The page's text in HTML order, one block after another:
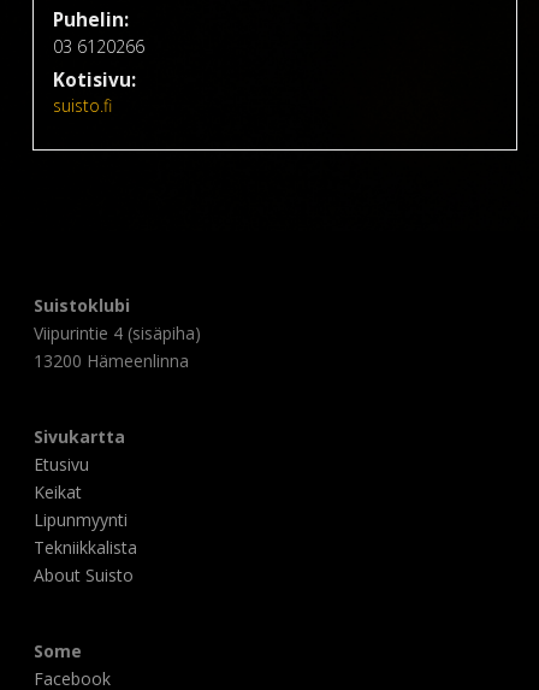
Puhelin:
03 6120266
Kotisivu:
suisto.fi
Suistoklubi
Viipurintie 4 (sisäpiha)
13200 Hämeenlinna
Sivukartta
Etusivu
Keikat
Lipunmyynti
Tekniikkalista
About Suisto
Some
Facebook